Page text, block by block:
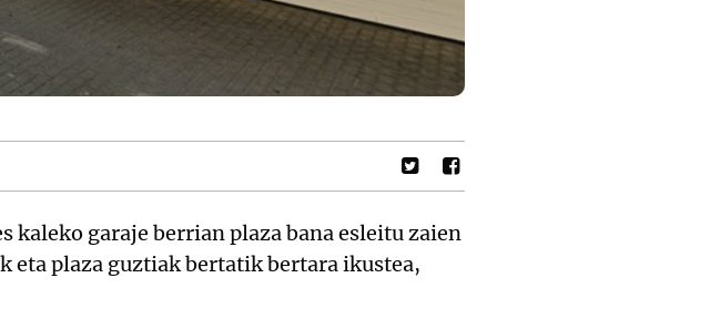
kaleko garaje berrian plaza bana esleitu zaien
plaza guztiak bertatik bertara ikustea,